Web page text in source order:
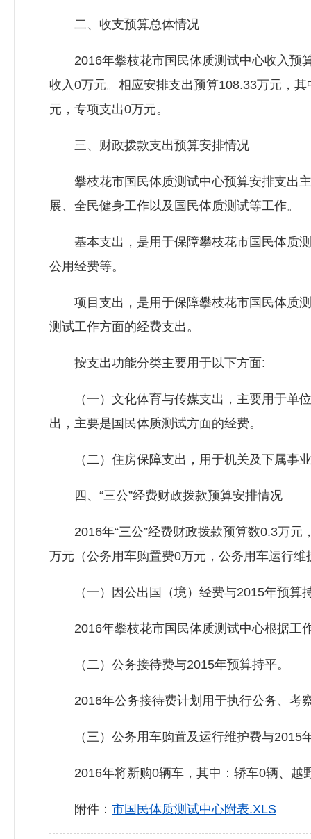
二、收支预算总体情况
2016年攀枝花市国民体质测试中心收入预算
收入0万元。相应安排支出预算108.33万元，
元，专项支出0万元。
三、财政拨款支出预算安排情况
攀枝花市国民体质测试中心预算安排支出主
展、全民健身工作以及国民体质测试等工作。
基本支出，是用于保障攀枝花市国民体质测
公用经费等。
项目支出，是用于保障攀枝花市国民体质测
测试工作方面的经费支出。
按支出功能分类主要用于以下方面:
（一）文化体育与传媒支出，主要用于单位
出，主要是国民体质测试方面的经费。
（二）住房保障支出，用于机关及下属事业
四、“三公”经费财政拨款预算安排情况
2016年“三公”经费财政拨款预算数0.3万元
万元（公务用车购置费0万元，公务用车运行维
（一）因公出国（境）经费与2015年预算
2016年攀枝花市国民体质测试中心根据工
（二）公务接待费与2015年预算持平。
2016年公务接待费计划用于执行公务、考
（三）公务用车购置及运行维护费与2015
2016年将新购0辆车，其中：轿车0辆、越
附件： 市国民体质测试中心附表.XLS